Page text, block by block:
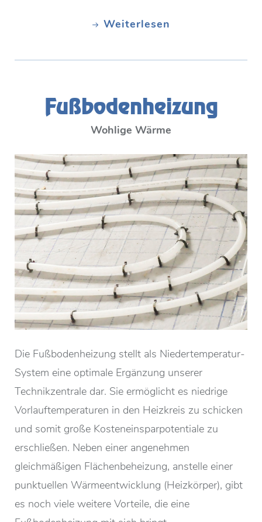
Weiterlesen
Fußbodenheizung
Wohlige Wärme
Die Fußbodenheizung stellt als Niedertemperatur-
System eine optimale Ergänzung unserer
Technikzentrale dar. Sie ermöglicht es niedrige
Vorlauftemperaturen in den Heizkreis zu schicken
und somit große Kosteneinsparpotentiale zu
erschließen. Neben einer angenehmen
gleichmäßigen Flächenbeheizung, anstelle einer
punktuellen Wärmeentwicklung (Heizkörper), gibt
es noch viele weitere Vorteile, die eine